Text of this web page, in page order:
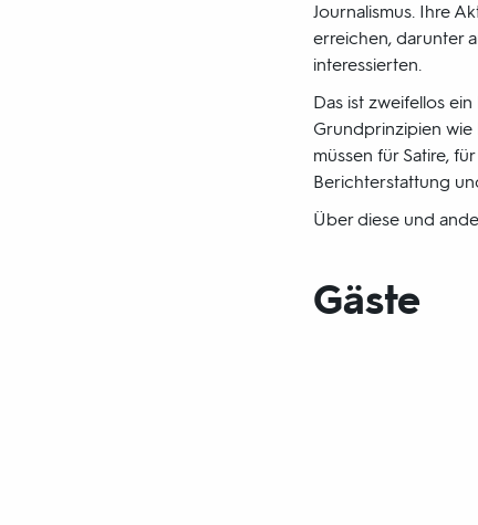
Journalismus. Ihre
erreichen, darunter
interessierten.
Das ist zweifellos
Grundprinzipien wie
müssen für Satire,
Berichterstattung
Über diese und
Gäste